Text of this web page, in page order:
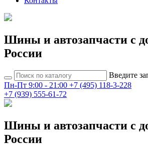
Шины и автозапчасти с
России
Введите
Пн-Пт 9:00 - 21:00 +7 (495) 118-3-228
+7 (939) 555-61-72
Шины и автозапчасти с
России